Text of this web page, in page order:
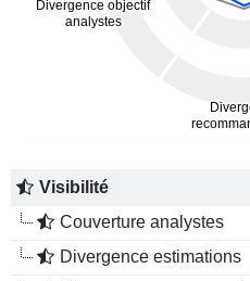
Visibilité
Couverture analystes
Divergence estimations